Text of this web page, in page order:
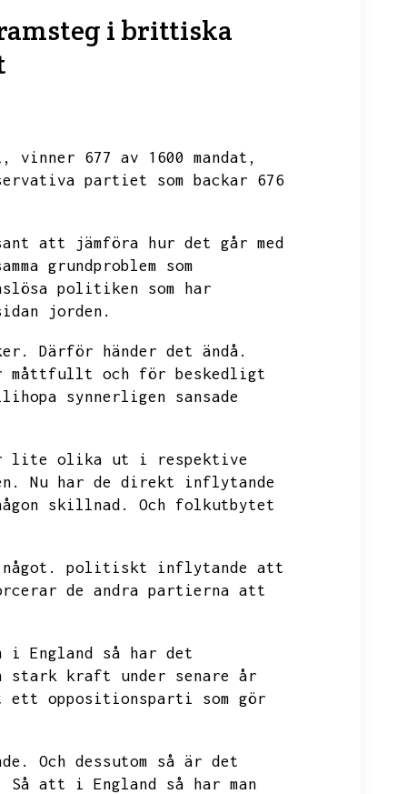
i brittiska
vinner 677 av 1600 mandat,
partiet som backar 676
att jämföra hur det går med
grundproblem som
politiken som har
jorden.
Därför händer det ändå.
måttfullt och för beskedligt
synnerligen sansade
lite olika ut i respektive
Nu har de direkt inflytande
skillnad.
Och folkutbytet
politiskt inflytande att
de andra partierna att
i England så har det
kraft under senare år
ett oppositionsparti som gör
Och dessutom så är det
Så att i England så har man